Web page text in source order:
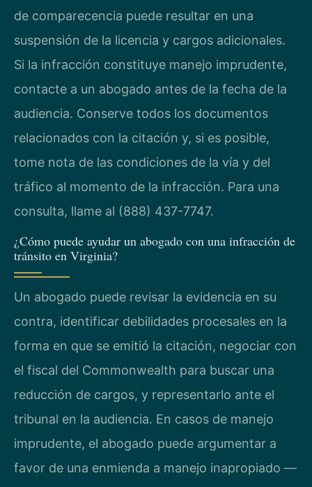
de comparecencia puede resultar en una
suspensión de la licencia y cargos adicionales.
Si la infracción constituye manejo imprudente,
contacte a un abogado antes de la fecha de la
audiencia. Conserve todos los documentos
relacionados con la citación y, si es posible,
tome nota de las condiciones de la vía y del
tráfico al momento de la infracción. Para una
consulta, llame al (888) 437-7747.
¿Cómo puede ayudar un abogado con una infracción de
tránsito en Virginia?
Un abogado puede revisar la evidencia en su
contra, identificar debilidades procesales en la
forma en que se emitió la citación, negociar con
el fiscal del Commonwealth para buscar una
reducción de cargos, y representarlo ante el
tribunal en la audiencia. En casos de manejo
imprudente, el abogado puede argumentar a
favor de una enmienda a manejo inapropiado —